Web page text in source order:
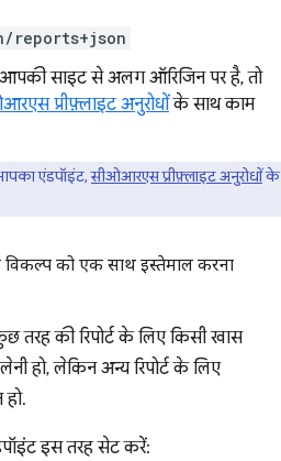
reports+json
साइट से अलग ऑरिजिन पर है, तो
प्रीफ़्लाइट अनुरोधोंके साथ काम
एंडपॉइंट,सीओआरएस प्रीफ़्लाइट अनुरोधोंके
को एक साथ इस्तेमाल करना
की रिपोर्ट के लिए किसी खास
हो, लेकिन अन्य रिपोर्ट के लिए
इस तरह सेट करें: